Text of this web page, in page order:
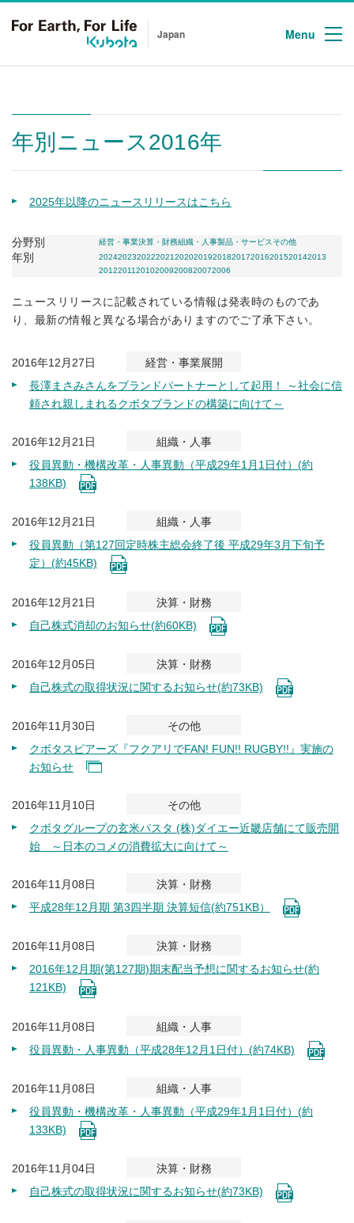
Japan Menu
年別ニュース2016年
2025年以降のニュースリリースはこちら
分野別 経営・事業決算・財務組織・人事製品・サービス その他
年別 202420232022202120202019201820172016201520142013
2012201120102009200820072006
ニュースリリースに記載されている情報は発表時のものであ
り、最新の情報と異なる場合がありますのでご了承下さい。
2016年12月27日
経営・事業展開
長澤まさみさんをブランドパートナーとして起用！ ～社会に信
頼され親しまれるクボタブランドの構築に向けて～
2016年12月21日
組織・人事
役員異動・機構改革・人事異動（平成29年1月1日付）(約
138KB)
2016年12月21日
組織・人事
役員異動（第127回定時株主総会終了後 平成29年3月下旬予
定）(約45KB)
2016年12月21日
決算・財務
自己株式消却のお知らせ(約60KB)
2016年12月05日
決算・財務
自己株式の取得状況に関するお知らせ(約73KB)
2016年11月30日
その他
クボタスピアーズ『フクアリでFAN! FUN!! RUGBY!!』実施の
お知らせ
2016年11月10日
その他
クボタグループの玄米パスタ (株)ダイエー近畿店舗にて販売開
始 ～日本のコメの消費拡大に向けて～
2016年11月08日
決算・財務
平成28年12月期 第3四半期 決算短信(約751KB）
2016年11月08日
決算・財務
2016年12月期(第127期)期末配当予想に関するお知らせ(約
121KB)
2016年11月08日
組織・人事
役員異動・人事異動（平成28年12月1日付）(約74KB)
2016年11月08日
組織・人事
役員異動・機構改革・人事異動（平成29年1月1日付）(約
133KB)
2016年11月04日
決算・財務
自己株式の取得状況に関するお知らせ(約73KB)